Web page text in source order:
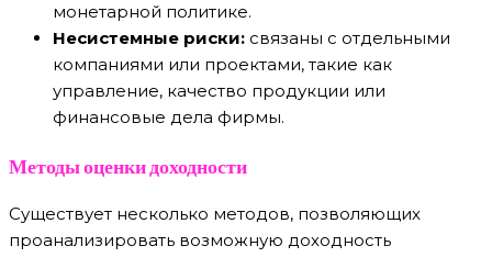
монетарной политике.
Несистемные риски: связаны с отдельными
компаниями или проектами, такие как
управление, качество продукции или
финансовые дела фирмы.
Методы оценки доходности
Существует несколько методов, позволяющих
проанализировать возможную доходность